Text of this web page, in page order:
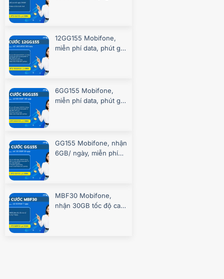
12GG155 Mobifone,
miễn phí data, phút gọi
6GG155 Mobifone,
miễn phí data, phút gọi
GG155 Mobifone, nhận
6GB/ ngày, miễn phí
MBF30 Mobifone,
nhận 30GB tốc độ cao